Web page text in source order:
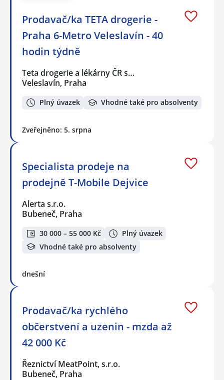
Prodavač/ka TETA drogerie -
Praha 6-Metro Veleslavín - 40
hodin týdně
Teta drogerie a lékárny ČR s…
Veleslavín, Praha
Plný úvazek Vhodné také pro absolventy
Zveřejněno: 5. srpna
Specialista prodeje na
prodejně T-Mobile Dejvice
Alerta s.r.o.
Bubeneč, Praha
30 000 – 55 000 Kč
Plný úvazek
Vhodné také pro absolventy
dnešní
Prodavač/ka rychlého
občerstvení a uzenin - mzda až
42 000 Kč
Řeznictví MeatPoint, s.r.o.
Bubeneč, Praha